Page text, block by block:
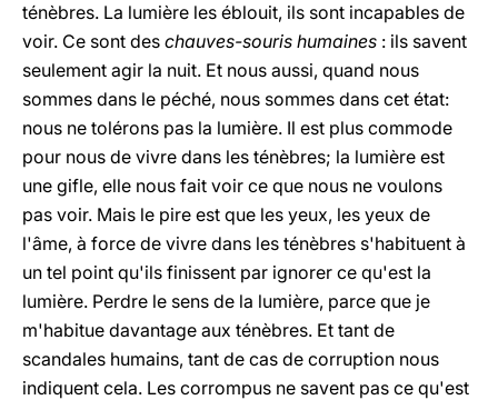
ténèbres. La lumière les éblouit, ils sont incapables de
voir. Ce sont des chauves-souris humaines : ils savent
seulement agir la nuit. Et nous aussi, quand nous
sommes dans le péché, nous sommes dans cet état:
nous ne tolérons pas la lumière. Il est plus commode
pour nous de vivre dans les ténèbres; la lumière est
une gifle, elle nous fait voir ce que nous ne voulons
pas voir. Mais le pire est que les yeux, les yeux de
l'âme, à force de vivre dans les ténèbres s'habituent à
un tel point qu'ils finissent par ignorer ce qu'est la
lumière. Perdre le sens de la lumière, parce que je
m'habitue davantage aux ténèbres. Et tant de
scandales humains, tant de cas de corruption nous
indiquent cela. Les corrompus ne savent pas ce qu'est